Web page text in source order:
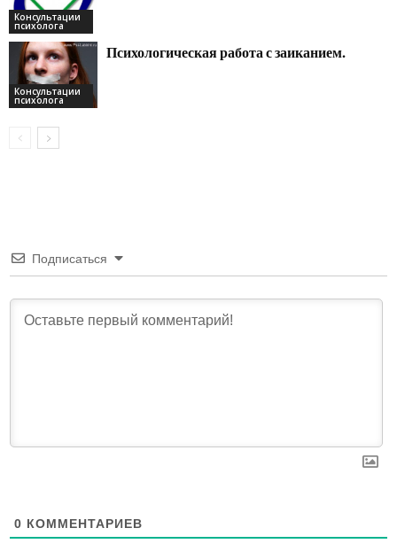
Консультации
психолога
Консультации
психолога
Психологическая работа с заиканием.
Подписаться
0 КОММЕНТАРИЕВ